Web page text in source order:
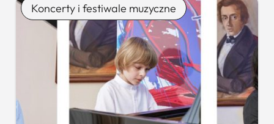
Koncerty i festiwale muzyczne